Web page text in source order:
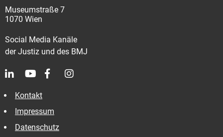
Museumstraße 7
1070 Wien
Social Media Kanäle
der Justiz und des BMJ
Kontakt
Impressum
Datenschutz